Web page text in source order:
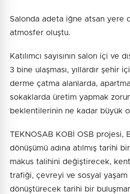
Salonda adeta iğne atsan yere
atmosfer oluştu.
Katılımcı sayısının salon içi ve
3 bine ulaşması, yıllardır şehir
derme çatma alanlarda,
sokaklarda üretim yapmak
beklentilerinin ne kadar büyük
TEKNOSAB KOBİ OSB projesi,
dönüşümü adına atılmış tarihi
makus talihini değiştirecek,
trafiği, çevreyi ve sosyal
dönüştürecek tarihi bir